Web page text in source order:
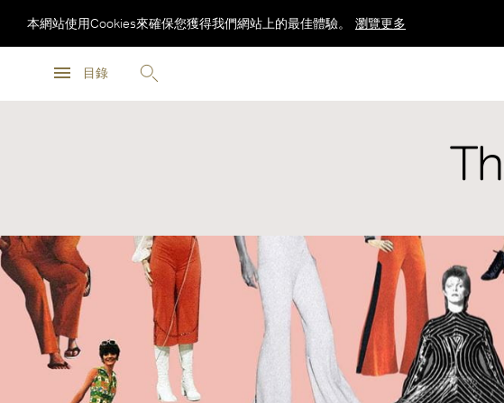
目錄
本網站使用Cookies來確保您獲得我們網站上的最佳體驗。 瀏覽更多